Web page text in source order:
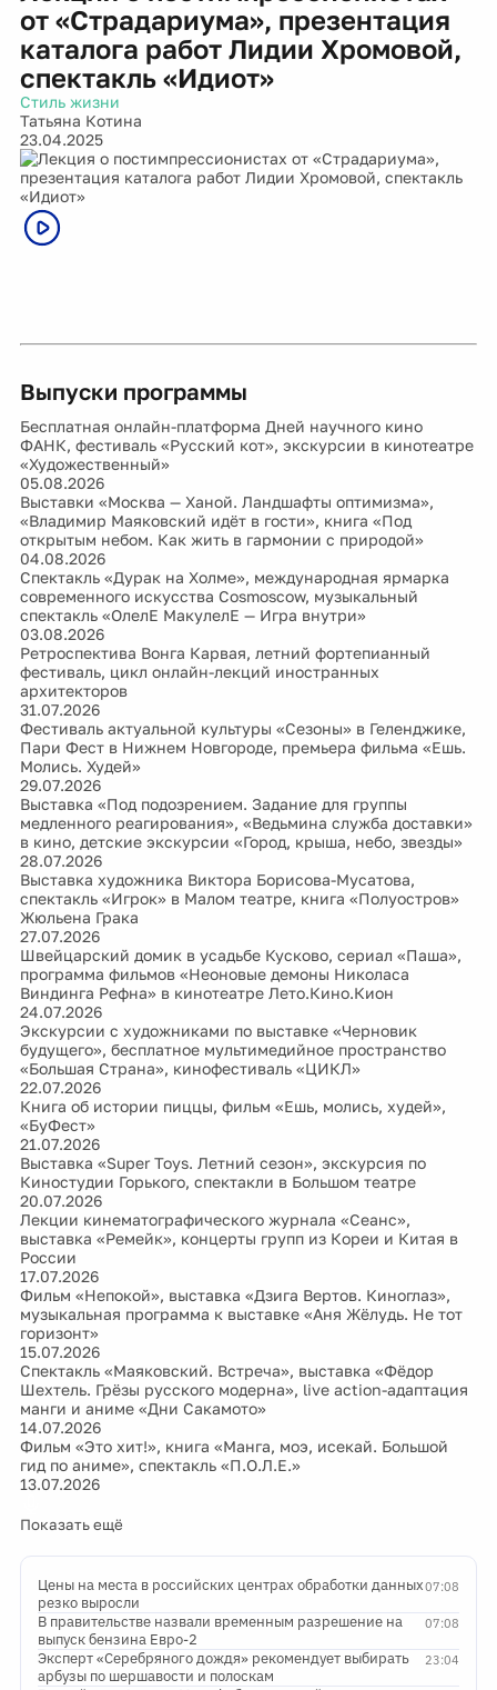
от «Страдариума», презентация
каталога работ Лидии Хромовой,
спектакль «Идиот»
Стиль жизни
Татьяна Котина
23.04.2025
Выпуски программы
Бесплатная онлайн-платформа Дней научного кино
ФАНК, фестиваль «Русский кот», экскурсии в кинотеатре
«Художественный»
05.08.2026
Выставки «Москва — Ханой. Ландшафты оптимизма»,
«Владимир Маяковский идёт в гости», книга «Под
открытым небом. Как жить в гармонии с природой»
04.08.2026
Спектакль «Дурак на Холме», международная ярмарка
современного искусства Cosmoscow, музыкальный
спектакль «ОлелЕ МакулелЕ — Игра внутри»
03.08.2026
Ретроспектива Вонга Карвая, летний фортепианный
фестиваль, цикл онлайн-лекций иностранных
архитекторов
31.07.2026
Фестиваль актуальной культуры «Сезоны» в Геленджике,
Пари Фест в Нижнем Новгороде, премьера фильма «Ешь.
Молись. Худей»
29.07.2026
Выставка «Под подозрением. Задание для группы
медленного реагирования», «Ведьмина служба доставки»
в кино, детские экскурсии «Город, крыша, небо, звезды»
28.07.2026
Выставка художника Виктора Борисова-Мусатова,
спектакль «Игрок» в Малом театре, книга «Полуостров»
Жюльена Грака
27.07.2026
Швейцарский домик в усадьбе Кусково, сериал «Паша»,
программа фильмов «Неоновые демоны Николаса
Виндинга Рефна» в кинотеатре Лето.Кино.Кион
24.07.2026
Экскурсии с художниками по выставке «Черновик
будущего», бесплатное мультимедийное пространство
«Большая Страна», кинофестиваль «ЦИКЛ»
22.07.2026
Книга об истории пиццы, фильм «Ешь, молись, худей»,
«БуФест»
21.07.2026
Выставка «Super Toys. Летний сезон», экскурсия по
Киностудии Горького, спектакли в Большом театре
20.07.2026
Лекции кинематографического журнала «Сеанс»,
выставка «Ремейк», концерты групп из Кореи и Китая в
России
17.07.2026
Фильм «Непокой», выставка «Дзига Вертов. Киноглаз»,
музыкальная программа к выставке «Аня Жёлудь. Не тот
горизонт»
15.07.2026
Спектакль «Маяковский. Встреча», выставка «Фёдор
Шехтель. Грёзы русского модерна», live action-адаптация
манги и аниме «Дни Сакамото»
14.07.2026
Фильм «Это хит!», книга «Манга, моэ, исекай. Большой
гид по аниме», спектакль «П.О.Л.Е.»
13.07.2026
Показать ещё
07:08
Цены на места в российских центрах обработки данных
резко выросли
07:08
В правительстве назвали временным разрешение на
выпуск бензина Евро-2
23:04
Эксперт «Серебряного дождя» рекомендует выбирать
арбузы по шершавости и полоскам